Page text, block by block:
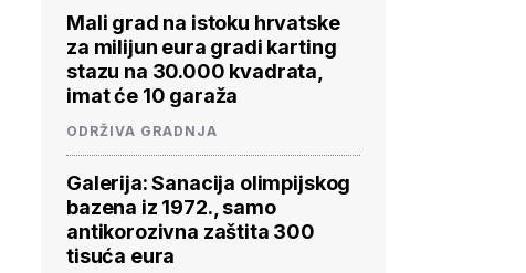
Mali grad na istoku hrvatske
za milijun eura gradi karting
stazu na 30.000 kvadrata,
imat će 10 garaža
ODRŽIVA GRADNJA
Galerija: Sanacija olimpijskog
bazena iz 1972., samo
antikorozivna zaštita 300
tisuća eura